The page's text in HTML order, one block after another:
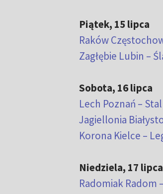
Piątek, 15 lipca
Raków
Zagłębie Lubin –
Sobota, 16 lipca
Lech Poznań –
Jagiellonia
Korona Kielce –
Niedziela, 17 lipca
Radomiak Radom